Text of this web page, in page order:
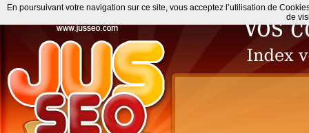
En poursuivant votre navigation sur ce site, vous acceptez l’utilisation de
de